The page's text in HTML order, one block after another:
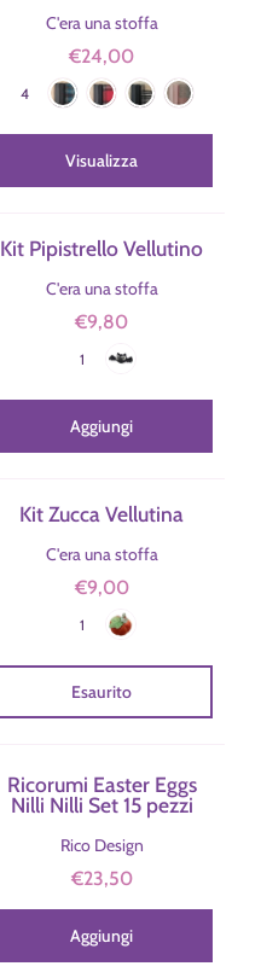
C'era una stoffa
€24,00
Colore
4
Rosso
Visualizza
Kit Pipistrello Vellutino
C'era una stoffa
€9,80
1
Aggiungi
Kit Zucca Vellutina
C'era una stoffa
€9,00
Colore
1
Esaurito
Ricorumi Easter Eggs
Nilli Nilli Set 15 pezzi
Rico Design
€23,50
Aggiungi